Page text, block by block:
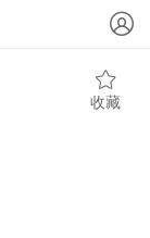
收藏